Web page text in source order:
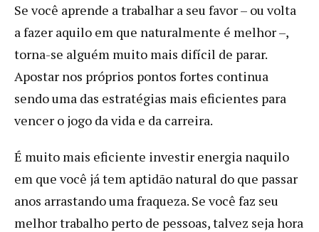
Se você aprende a trabalhar a seu favor – ou volta
a fazer aquilo em que naturalmente é melhor –,
torna-se alguém muito mais difícil de parar.
Apostar nos próprios pontos fortes continua
sendo uma das estratégias mais eficientes para
vencer o jogo da vida e da carreira.
É muito mais eficiente investir energia naquilo
em que você já tem aptidão natural do que passar
anos arrastando uma fraqueza. Se você faz seu
melhor trabalho perto de pessoas, talvez seja hora